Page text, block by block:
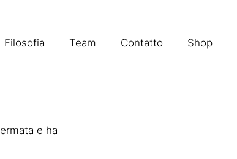
Filosofia Team Contatto Shop
e ha